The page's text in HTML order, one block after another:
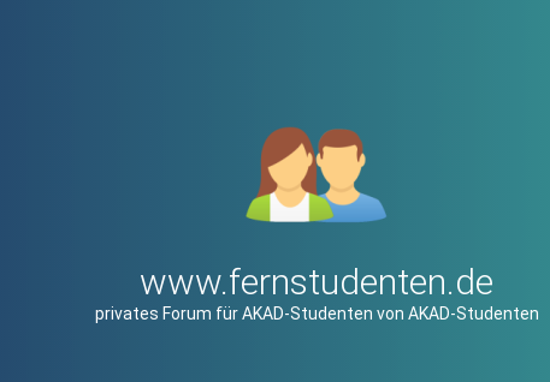
www.fernstudenten.de
privates Forum für AKAD-Studenten von AKAD-Studenten